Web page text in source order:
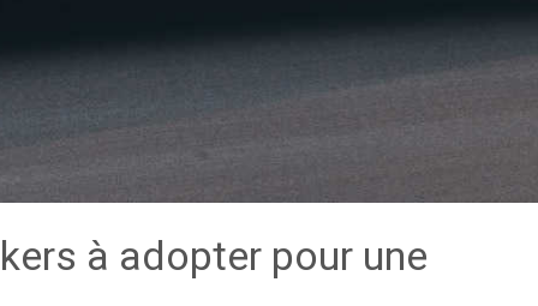
à adopter pour une